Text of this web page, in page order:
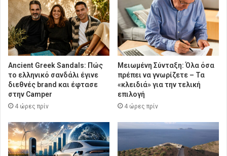
Ancient Greek Sandals: Πώς
το ελληνικό σανδάλι έγινε
διεθνές brand και έφτασε
στην Camper
4 ώρες πρίν
Μειωμένη Σύνταξη: Όλα όσα
πρέπει να γνωρίζετε – Τα
«κλειδιά» για την τελική
επιλογή
4 ώρες πρίν